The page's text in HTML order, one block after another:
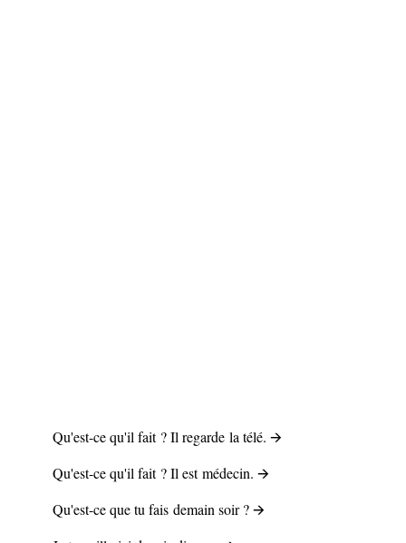
Qu'est-ce qu'il fait? Il regarde la télé. 🡪
Qu'est-ce qu'il fait? Il estmédecin. 🡪
Qu'est-ce que tu fais demain soir ? 🡪